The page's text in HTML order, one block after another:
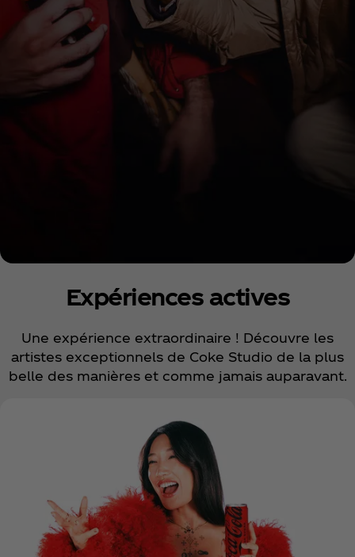
EXPERIENCES
Expériences actives
Une expérience extraordinaire ! Découvre les
artistes exceptionnels de Coke Studio de la plus
belle des manières et comme jamais auparavant.